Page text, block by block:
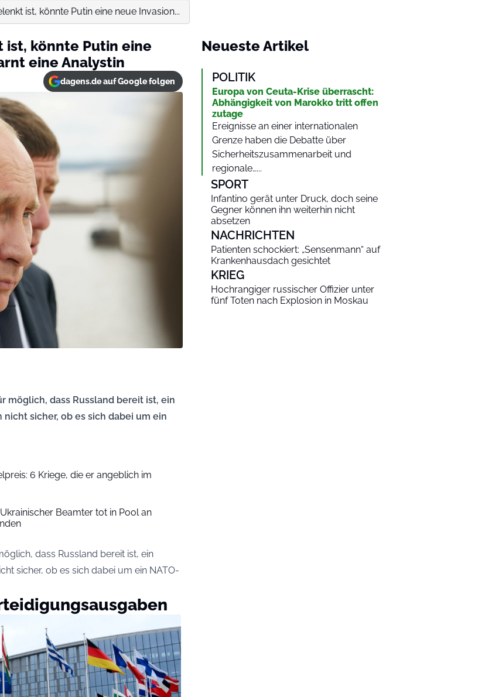
ist, könnte Putin eine neue Invasion...
ist, könnte Putin eine
eine Analystin
dagens.de auf Google folgen
möglich, dass Russland bereit ist, ein
sicher, ob es sich dabei um ein
6 Kriege, die er angeblich im
Beamter tot in Pool an
dass Russland bereit ist, ein
sicher, ob es sich dabei um ein NATO-
Neueste Artikel
POLITIK
Europa von Ceuta-Krise überrascht:
Abhängigkeit von Marokko tritt offen
zutage
Ereignisse an einer internationalen
Grenze haben die Debatte über
Sicherheitszusammenarbeit und
regionale…...
SPORT
Infantino gerät unter Druck, doch seine
Gegner können ihn weiterhin nicht
absetzen
NACHRICHTEN
Patienten schockiert: „Sensenmann“ auf
Krankenhausdach gesichtet
KRIEG
Hochrangiger russischer Offizier unter
fünf Toten nach Explosion in Moskau